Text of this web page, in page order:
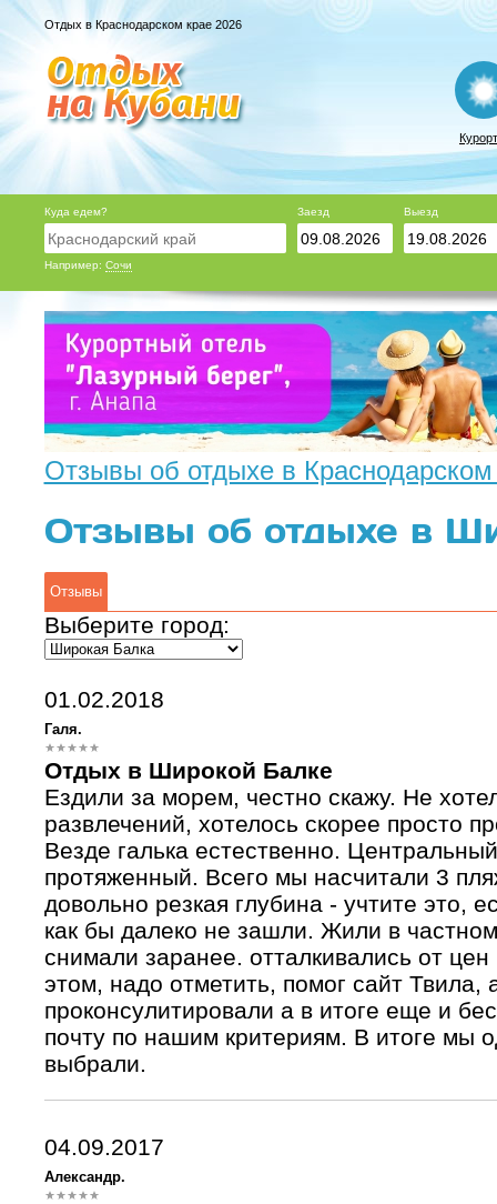
Отдых в Краснодарском крае 2026
Куда едем?
Например: Сочи
Заезд Выезд
Отзывы об отдыхе в Краснодарском
Отзывы об отдыхе в
Отзывы
Выберите город:
01.02.2018
Галя.
Отдых в Широкой Балке
Ездили за морем, честно скажу. Не
развлечений, хотелось скорее просто
Везде галька естественно.
протяженный. Всего мы насчитали 3
довольно резкая глубина - учтите это,
как бы далеко не зашли. Жили в
снимали заранее. отталкивались от
этом, надо отметить, помог сайт Твила,
проконсулитировали а в итоге еще и
почту по нашим критериям. В итоге мы
выбрали.
04.09.2017
Александр.